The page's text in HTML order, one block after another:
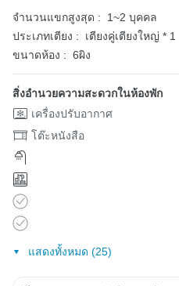
จำนวนแขกสูงสุด :
1~2 บุคคล
ประเภทเตียง :
เตียงคู่เตียงใหญ่ * 1
ขนาดห้อง : 6ผิง
สิ่งอำนวยความสะดวกในห้องพัก
เครื่องปรับอากาศ
โต๊ะหนังสือ
แสดงทั้งหมด (25)